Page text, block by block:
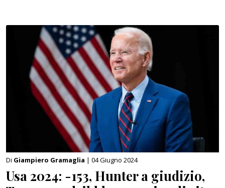
Di Giampiero Gramaglia | 04 Giugno 2024
Usa 2024: -153, Hunter a giudizio,